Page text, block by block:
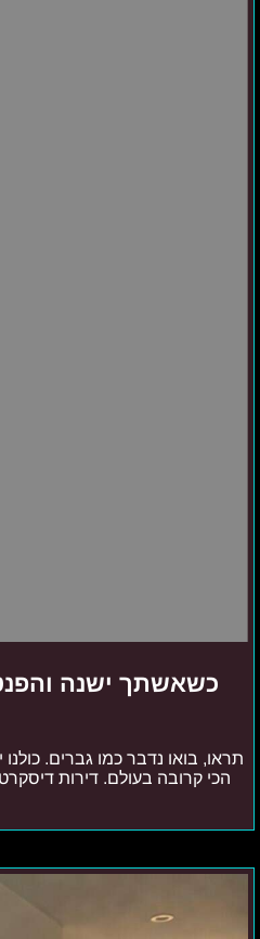
כשאשתך ישנה
תראו, בואו נדבר כמו גברים.
הכי קרובה בעולם. דירות